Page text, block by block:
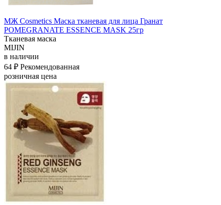
МЖ Cosmetics Маска тканевая для лица Гранат
POMEGRANATE ESSENCE MASK 25гр
Тканевая маска
MIJIN
в наличии
64 ₽ Рекомендованная
розничная цена